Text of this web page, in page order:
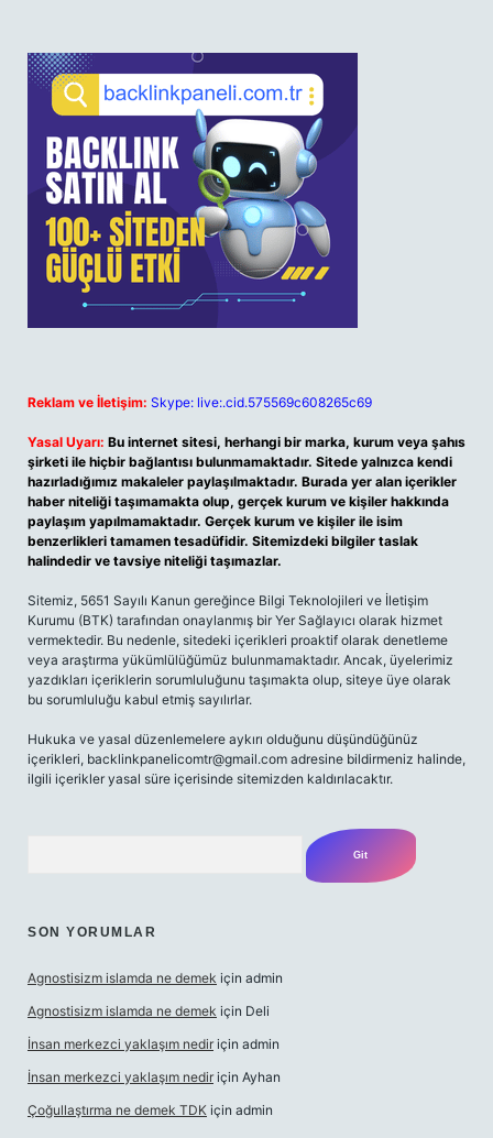
Reklam ve İletişim: Skype: live:.cid.575569c608265c69
Yasal Uyarı: Bu internet sitesi, herhangi bir marka, kurum veya şahıs
şirketi ile hiçbir bağlantısı bulunmamaktadır. Sitede yalnızca kendi
hazırladığımız makaleler paylaşılmaktadır. Burada yer alan içerikler
haber niteliği taşımamakta olup, gerçek kurum ve kişiler hakkında
paylaşım yapılmamaktadır. Gerçek kurum ve kişiler ile isim
benzerlikleri tamamen tesadüfidir. Sitemizdeki bilgiler taslak
halindedir ve tavsiye niteliği taşımazlar.
Sitemiz, 5651 Sayılı Kanun gereğince Bilgi Teknolojileri ve İletişim
Kurumu (BTK) tarafından onaylanmış bir Yer Sağlayıcı olarak hizmet
vermektedir. Bu nedenle, sitedeki içerikleri proaktif olarak denetleme
veya araştırma yükümlülüğümüz bulunmamaktadır. Ancak, üyelerimiz
yazdıkları içeriklerin sorumluluğunu taşımakta olup, siteye üye olarak
bu sorumluluğu kabul etmiş sayılırlar.
Hukuka ve yasal düzenlemelere aykırı olduğunu düşündüğünüz
içerikleri, backlinkpanelicomtr@gmail.com adresine bildirmeniz halinde,
ilgili içerikler yasal süre içerisinde sitemizden kaldırılacaktır.
SON YORUMLAR
Agnostisizm islamda ne demek için admin
Agnostisizm islamda ne demek için Deli
İnsan merkezci yaklaşım nedir için admin
İnsan merkezci yaklaşım nedir için Ayhan
Çoğullaştırma ne demek TDK için admin